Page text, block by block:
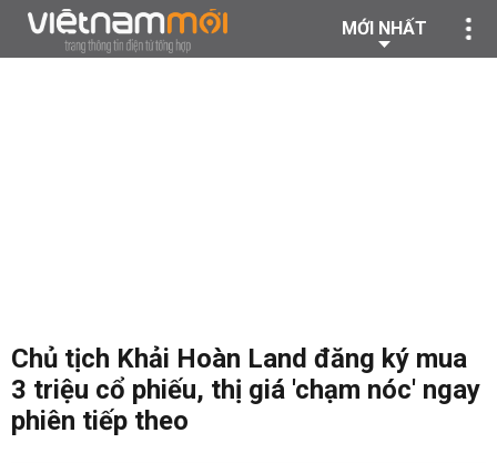
MỚI NHẤT
Chủ tịch Khải Hoàn Land đăng ký mua
3 triệu cổ phiếu, thị giá 'chạm nóc' ngay
phiên tiếp theo